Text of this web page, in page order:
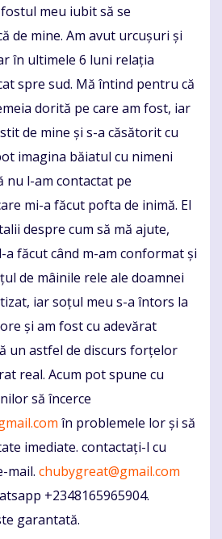
meu iubit să se
de mine. Am avut urcușuri și
în ultimele 6 luni relația
spre sud. Mă întind pentru că
dorită pe care am fost, iar
de mine și s-a căsătorit cu
imagina băiatul cu nimeni
nu l-am contactat pe
mi-a făcut pofta de inimă. El
despre cum să mă ajute,
a făcut când m-am conformat și
de mâinile rele ale doamnei
iar soțul meu s-a întors la
și am fost cu adevărat
un astfel de discurs forțelor
real. Acum pot spune cu
să încerce
în problemele lor și să
imediate. contactați-l cu
mail. chubygreat@gmail.com
+2348165965904.
garantată.